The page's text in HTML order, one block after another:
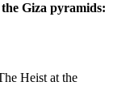
Giza pyramids: